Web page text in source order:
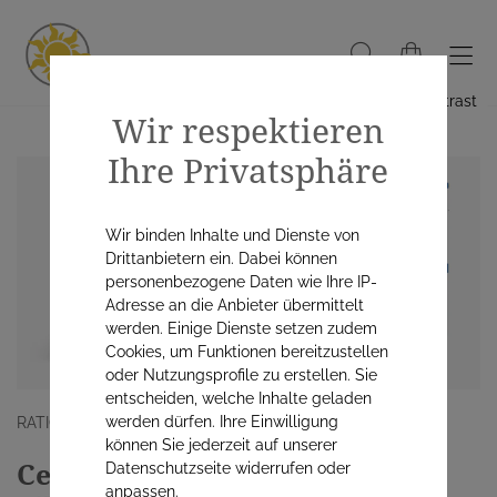
Hoher Kontrast
RATIOPHARM ARZNEIMITTEL VERTRIEBS GMBH
Cetirizin-ratiopharm® 10 mg
Wir respektieren
Ihre Privatsphäre
Wir binden Inhalte und Dienste von
Drittanbietern ein. Dabei können
personenbezogene Daten wie Ihre IP-
Adresse an die Anbieter übermittelt
werden. Einige Dienste setzen zudem
Cookies, um Funktionen bereitzustellen
oder Nutzungsprofile zu erstellen. Sie
entscheiden, welche Inhalte geladen
werden dürfen. Ihre Einwilligung
können Sie jederzeit auf unserer
Datenschutzseite widerrufen oder
anpassen.